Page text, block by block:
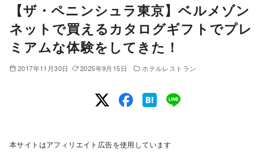
【ザ・ペニンシュラ東京】ベルメゾン
ネットで買えるカタログギフトでプレ
ミアムな体験をしてきた！
2017年11月30日 2025年9月15日 ホテルレストラン
本サイトはアフィリエイト広告を使用しています